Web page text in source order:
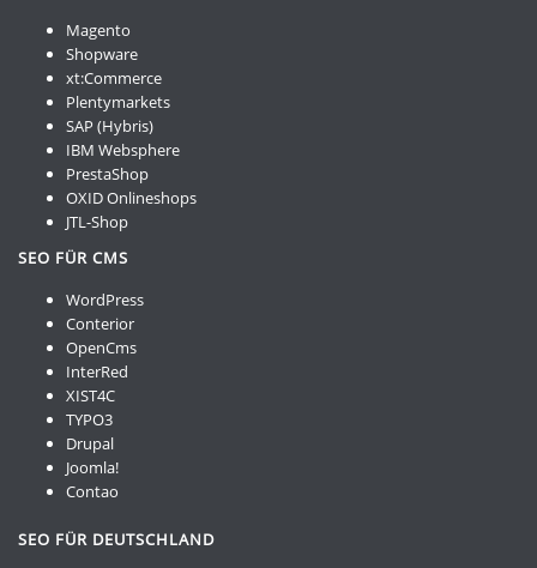
Magento
Shopware
xt:Commerce
Plentymarkets
SAP (Hybris)
IBM Websphere
PrestaShop
OXID Onlineshops
JTL-Shop
SEO FÜR CMS
WordPress
Conterior
OpenCms
InterRed
XIST4C
TYPO3
Drupal
Joomla!
Contao
SEO FÜR DEUTSCHLAND